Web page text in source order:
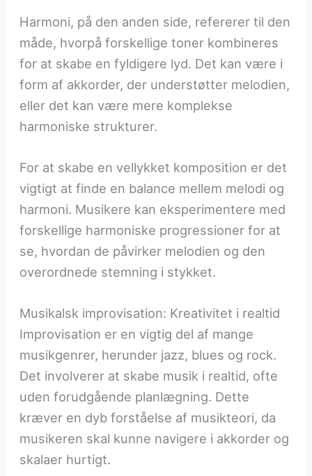
Harmoni, på den anden side, refererer til den
måde, hvorpå forskellige toner kombineres
for at skabe en fyldigere lyd. Det kan være i
form af akkorder, der understøtter melodien,
eller det kan være mere komplekse
harmoniske strukturer.
For at skabe en vellykket komposition er det
vigtigt at finde en balance mellem melodi og
harmoni. Musikere kan eksperimentere med
forskellige harmoniske progressioner for at
se, hvordan de påvirker melodien og den
overordnede stemning i stykket.
Musikalsk improvisation: Kreativitet i realtid
Improvisation er en vigtig del af mange
musikgenrer, herunder jazz, blues og rock.
Det involverer at skabe musik i realtid, ofte
uden forudgående planlægning. Dette
kræver en dyb forståelse af musikteori, da
musikeren skal kunne navigere i akkorder og
skalaer hurtigt.